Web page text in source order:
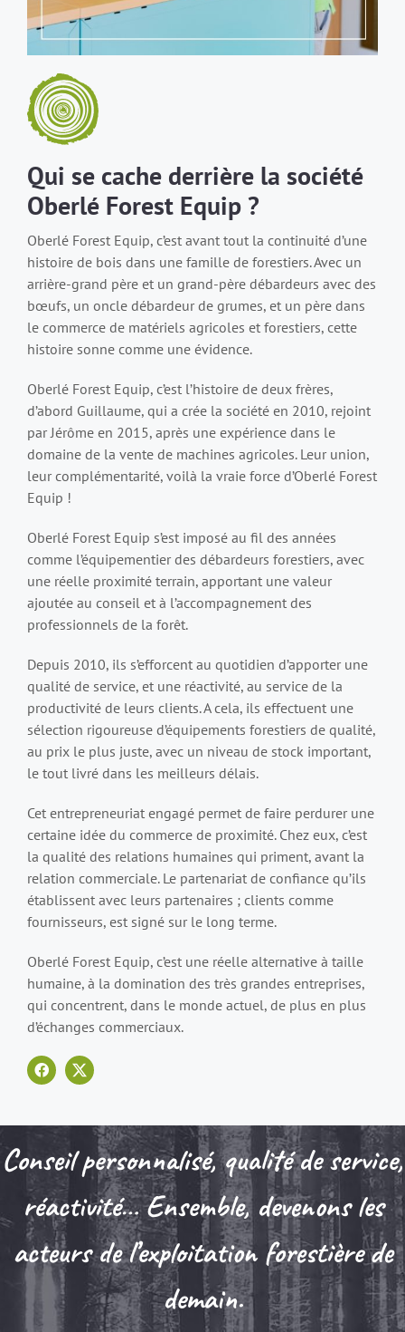
Qui se cache derrière la société
Oberlé Forest Equip ?
Oberlé Forest Equip, c’est avant tout la continuité d’une
histoire de bois dans une famille de forestiers. Avec un
arrière-grand père et un grand-père débardeurs avec des
bœufs, un oncle débardeur de grumes, et un père dans
le commerce de matériels agricoles et forestiers, cette
histoire sonne comme une évidence.
Oberlé Forest Equip, c’est l’histoire de deux frères,
d’abord Guillaume, qui a crée la société en 2010, rejoint
par Jérôme en 2015, après une expérience dans le
domaine de la vente de machines agricoles. Leur union,
leur complémentarité, voilà la vraie force d’Oberlé Forest
Equip !
Oberlé Forest Equip s’est imposé au fil des années
comme l’équipementier des débardeurs forestiers, avec
une réelle proximité terrain, apportant une valeur
ajoutée au conseil et à l’accompagnement des
professionnels de la forêt.
Depuis 2010, ils s’efforcent au quotidien d’apporter une
qualité de service, et une réactivité, au service de la
productivité de leurs clients. A cela, ils effectuent une
sélection rigoureuse d’équipements forestiers de qualité,
au prix le plus juste, avec un niveau de stock important,
le tout livré dans les meilleurs délais.
Cet entrepreneuriat engagé permet de faire perdurer une
certaine idée du commerce de proximité. Chez eux, c’est
la qualité des relations humaines qui priment, avant la
relation commerciale. Le partenariat de confiance qu’ils
établissent avec leurs partenaires ; clients comme
fournisseurs, est signé sur le long terme.
Oberlé Forest Equip, c’est une réelle alternative à taille
humaine, à la domination des très grandes entreprises,
qui concentrent, dans le monde actuel, de plus en plus
d’échanges commerciaux.
Conseil personnalisé, qualité de service,
réactivité… Ensemble, devenons les
acteurs de l’exploitation forestière de
demain.